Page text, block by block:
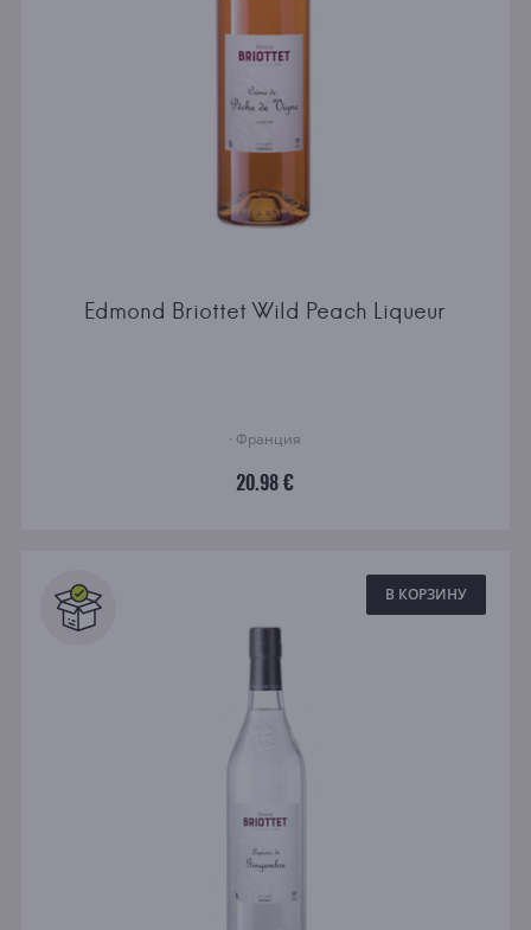
Edmond Briottet Wild Peach Liqueur
· Франция
20.98 €
В КОРЗИНУ